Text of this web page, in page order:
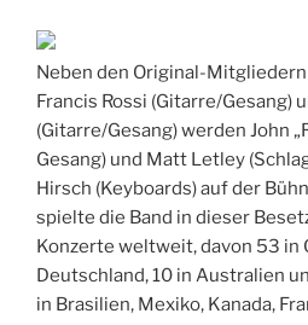
Neben den Original-
Francis Rossi (Gitarre/Gesang)
(Gitarre/Gesang) werden John
Gesang) und Matt Letley
Hirsch (Keyboards) auf der
spielte die Band in dieser
Konzerte weltweit, davon 53 in
Deutschland, 10 in Australien
in Brasilien, Mexiko, Kanada,